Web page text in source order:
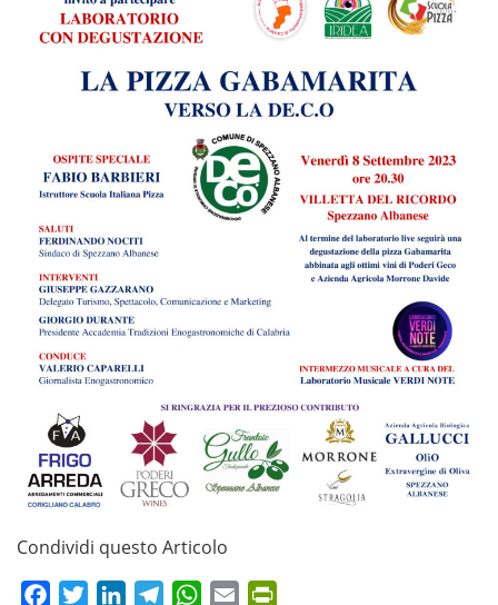
Condividi questo Articolo
FacebookTwitterLinkedInTelegramWhatsApp
Email